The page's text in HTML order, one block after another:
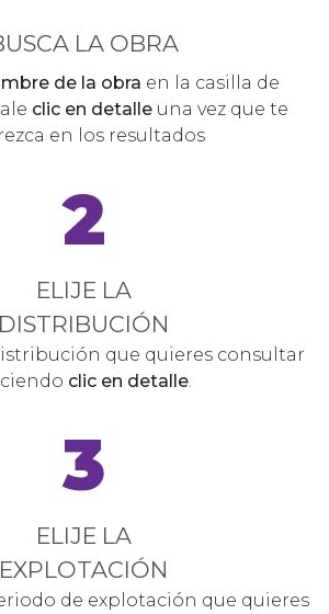
LA OBRA
de la obra en la casilla de
clic en detalle una vez que te
en los resultados
2
ELIJE LA
DISTRIBUCIÓN
que quieres consultar
clic en detalle.
3
ELIJE LA
EXPLOTACIÓN
de explotación que quieres